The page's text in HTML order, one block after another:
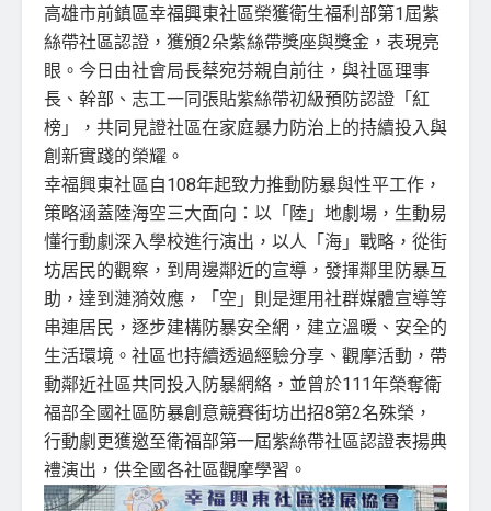
高雄市前鎮區幸福興東社區榮獲衛生福利部第1屆紫
絲帶社區認證，獲頒2朵紫絲帶獎座與獎金，表現亮
眼。今日由社會局長蔡宛芬親自前往，與社區理事
長、幹部、志工一同張貼紫絲帶初級預防認證「紅
榜」，共同見證社區在家庭暴力防治上的持續投入與
創新實踐的榮耀。
幸福興東社區自108年起致力推動防暴與性平工作，
策略涵蓋陸海空三大面向：以「陸」地劇場，生動易
懂行動劇深入學校進行演出，以人「海」戰略，從街
坊居民的觀察，到周邊鄰近的宣導，發揮鄰里防暴互
助，達到漣漪效應，「空」則是運用社群媒體宣導等
串連居民，逐步建構防暴安全網，建立溫暖、安全的
生活環境。社區也持續透過經驗分享、觀摩活動，帶
動鄰近社區共同投入防暴網絡，並曾於111年榮奪衛
福部全國社區防暴創意競賽街坊出招8第2名殊榮，
行動劇更獲邀至衛福部第一屆紫絲帶社區認證表揚典
禮演出，供全國各社區觀摩學習。